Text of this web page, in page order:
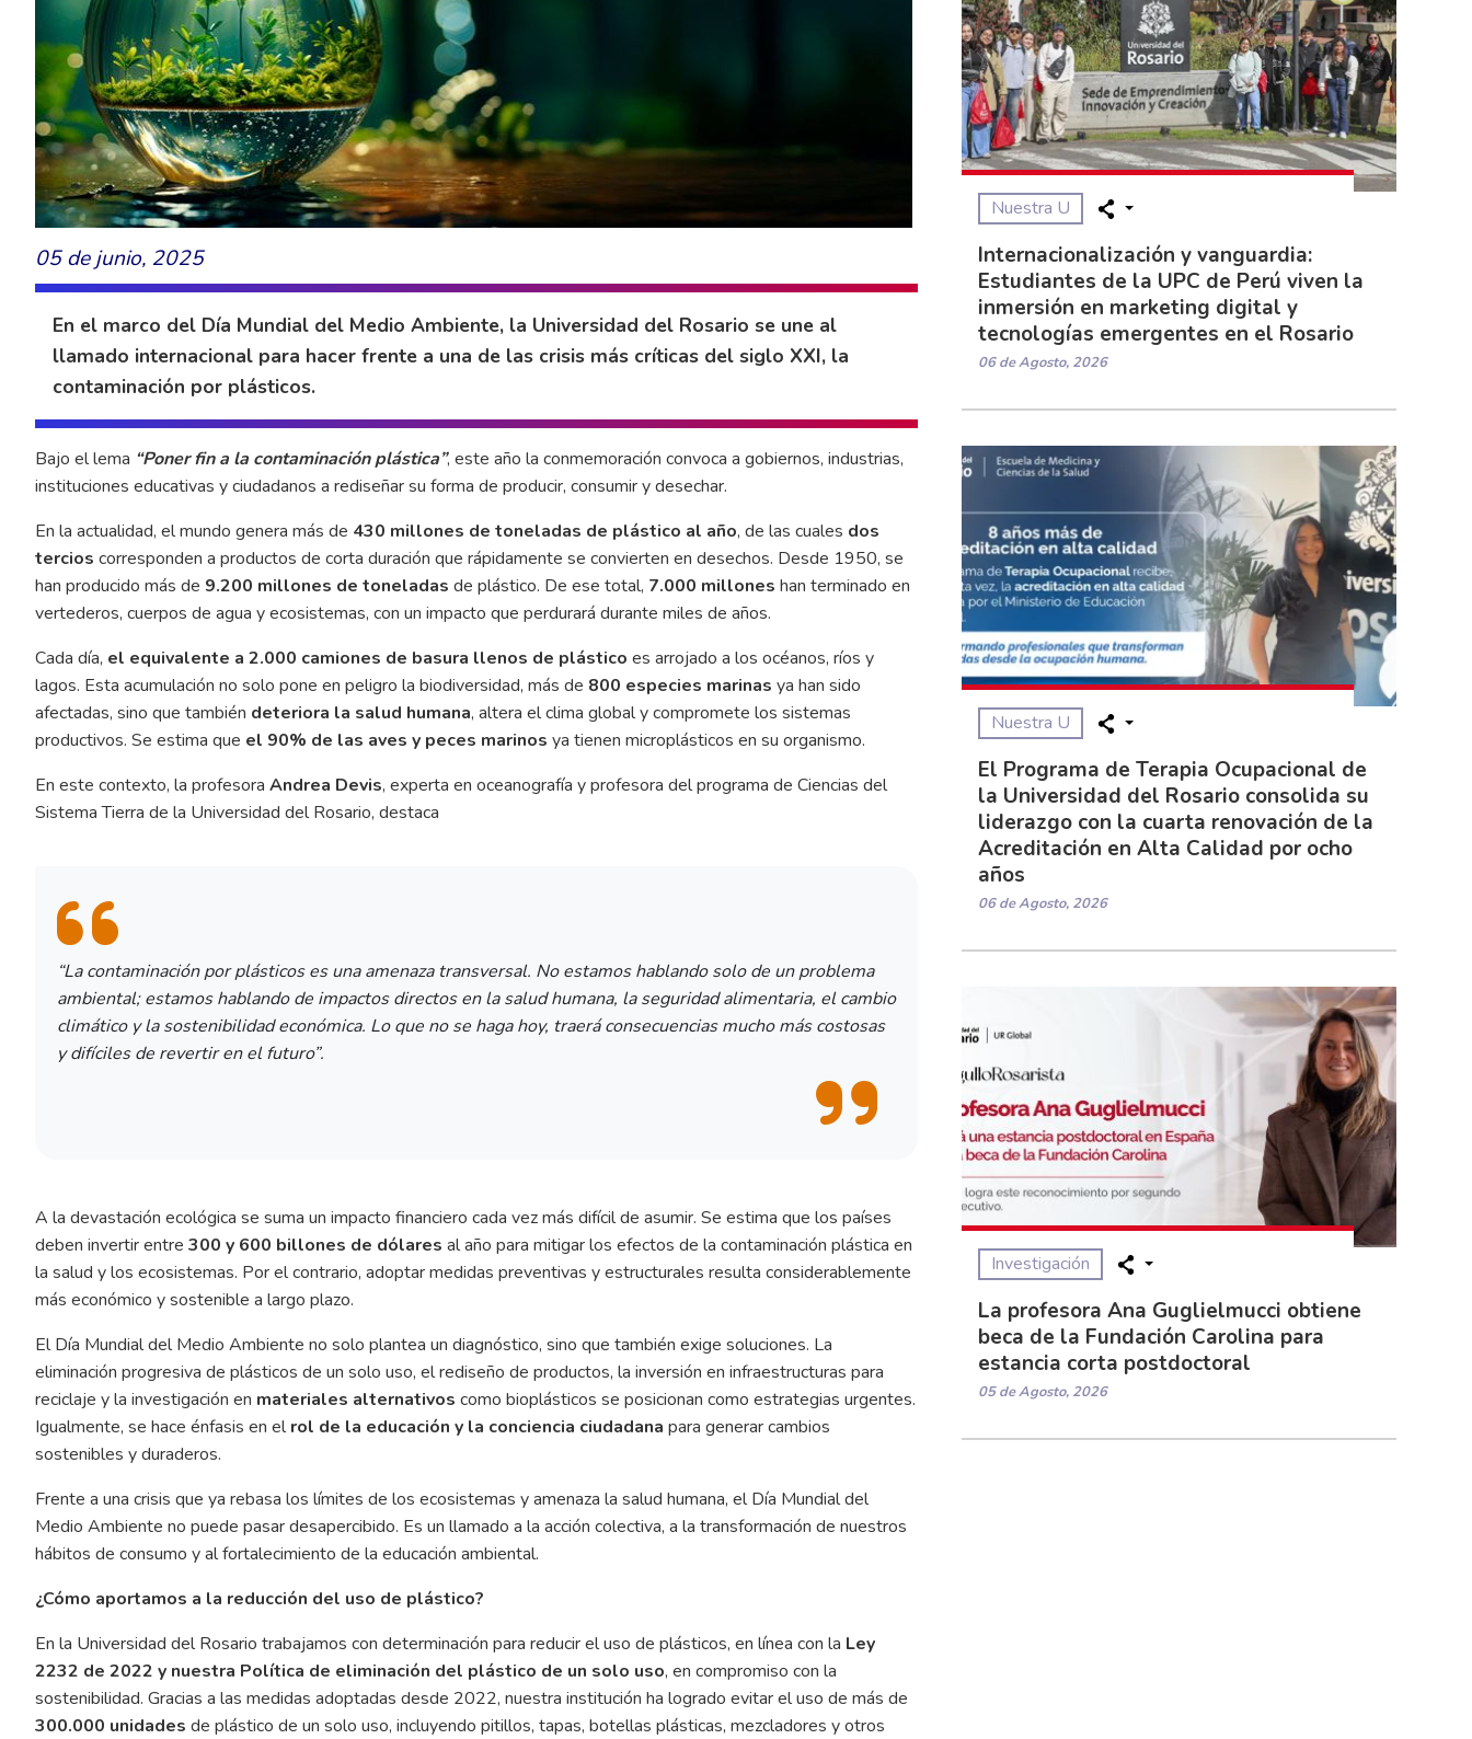
05 de junio, 2025
En el marco del Día Mundial del Medio Ambiente, la Universidad del Rosario se une al
llamado internacional para hacer frente a una de las crisis más críticas del siglo XXI, la
contaminación por plásticos.
Bajo el lema “Poner fin a la contaminación plástica”, este año la conmemoración convoca a gobiernos, industrias,
instituciones educativas y ciudadanos a rediseñar su forma de producir, consumir y desechar.
En la actualidad, el mundo genera más de 430 millones de toneladas de plástico al año, de las cuales dos
tercios corresponden a productos de corta duración que rápidamente se convierten en desechos. Desde 1950, se
han producido más de 9.200 millones de toneladas de plástico. De ese total, 7.000 millones han terminado en
vertederos, cuerpos de agua y ecosistemas, con un impacto que perdurará durante miles de años.
Cada día, el equivalente a 2.000 camiones de basura llenos de plástico es arrojado a los océanos, ríos y
lagos. Esta acumulación no solo pone en peligro la biodiversidad, más de 800 especies marinas ya han sido
afectadas, sino que también deteriora la salud humana, altera el clima global y compromete los sistemas
productivos. Se estima que el 90% de las aves y peces marinos ya tienen microplásticos en su organismo.
En este contexto, la profesora Andrea Devis, experta en oceanografía y profesora del programa de Ciencias del
Sistema Tierra de la Universidad del Rosario, destaca
“La contaminación por plásticos es una amenaza transversal. No estamos hablando solo de un problema
ambiental; estamos hablando de impactos directos en la salud humana, la seguridad alimentaria, el cambio
climático y la sostenibilidad económica. Lo que no se haga hoy, traerá consecuencias mucho más costosas
y difíciles de revertir en el futuro”.
A la devastación ecológica se suma un impacto financiero cada vez más difícil de asumir. Se estima que los países
deben invertir entre 300 y 600 billones de dólares al año para mitigar los efectos de la contaminación plástica en
la salud y los ecosistemas. Por el contrario, adoptar medidas preventivas y estructurales resulta considerablemente
más económico y sostenible a largo plazo.
El Día Mundial del Medio Ambiente no solo plantea un diagnóstico, sino que también exige soluciones. La
eliminación progresiva de plásticos de un solo uso, el rediseño de productos, la inversión en infraestructuras para
reciclaje y la investigación en materiales alternativos como bioplásticos se posicionan como estrategias urgentes.
Igualmente, se hace énfasis en elrol de la educación y la conciencia ciudadana para generar cambios
sostenibles y duraderos.
Frente a una crisis que ya rebasa los límites de los ecosistemas y amenaza la salud humana, el Día Mundial del
Medio Ambiente no puede pasar desapercibido. Es un llamado a la acción colectiva, a la transformación de nuestros
hábitos de consumo y al fortalecimiento de la educación ambiental.
¿Cómo aportamos a la reducción del uso de plástico?
En la Universidad del Rosario trabajamos con determinación para reducir el uso de plásticos, en línea con la Ley
2232 de 2022 y nuestra Política de eliminación del plástico de un solo uso, en compromiso con la
sostenibilidad. Gracias a las medidas adoptadas desde 2022, nuestra institución ha logrado evitar el uso de más de
300.000 unidades de plástico de un solo uso, incluyendo pitillos, tapas, botellas plásticas, mezcladores y otros
Nuestra U
Internacionalización y vanguardia:
Estudiantes de la UPC de Perú viven la
inmersión en marketing digital y
tecnologías emergentes en el Rosario
06 de Agosto, 2026
Nuestra U
El Programa de Terapia Ocupacional de
la Universidad del Rosario consolida su
liderazgo con la cuarta renovación de la
Acreditación en Alta Calidad por ocho
años
06 de Agosto, 2026
Investigación
La profesora Ana Guglielmucci obtiene
beca de la Fundación Carolina para
estancia corta postdoctoral
05 de Agosto, 2026